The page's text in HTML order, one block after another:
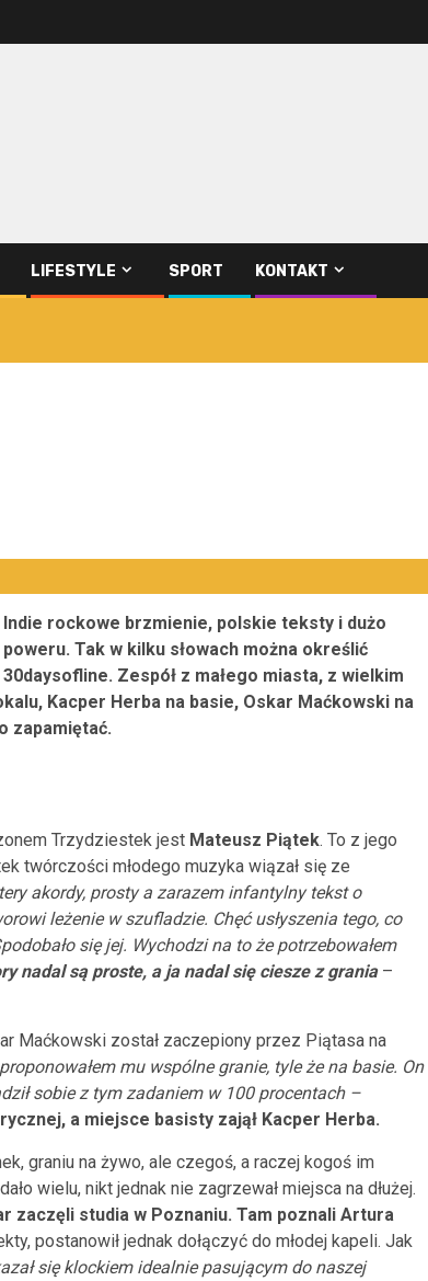
LIFESTYLE SPORT KONTAKT
Indie rockowe brzmienie, polskie teksty i dużo
poweru. Tak w kilku słowach można określić
30daysofline. Zespół z małego miasta, z wielkim
Kacper Herba na basie, Oskar Maćkowski na
zapamiętać.
Trzydziestek jest Mateusz Piątek. To z jego
twórczości młodego muzyka wiązał się ze
akordy, prosty a zarazem infantylny tekst o
leżenie w szufladzie. Chęć usłyszenia tego, co
się jej. Wychodzi na to że potrzebowałem
nadal są proste, a ja nadal się ciesze z grania–
Maćkowski został zaczepiony przez Piątasa na
mu wspólne granie, tyle że na basie. On
sobie z tym zadaniem w 100 procentach –
a miejsce basisty zajął Kacper Herba.
graniu na żywo, ale czegoś, a raczej kogoś im
wielu, nikt jednak nie zagrzewał miejsca na dłużej.
zaczęli studia w Poznaniu. Tam poznali Artura
postanowił jednak dołączyć do młodej kapeli. Jak
się klockiem idealnie pasującym do naszej